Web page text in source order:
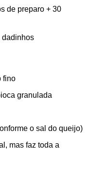
de preparo + 30
dadinhos
fino
granulada
o sal do queijo)
mas faz toda a